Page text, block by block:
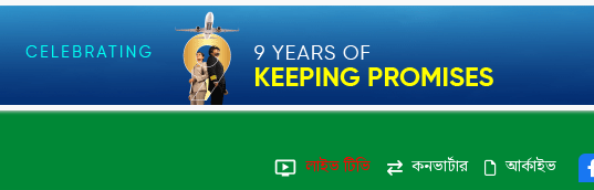
লাইভ টিভি
কনভার্টার আর্কাইভ